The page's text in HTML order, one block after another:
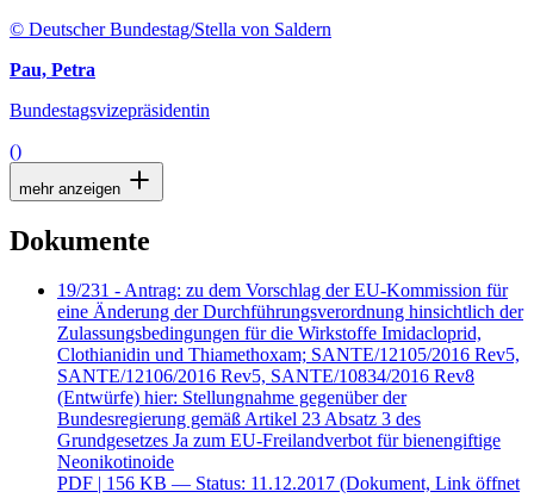
© Deutscher Bundestag/Stella von Saldern
Pau, Petra
Bundestagsvizepräsidentin
()
mehr anzeigen
Dokumente
19/231 - Antrag: zu dem Vorschlag der EU-Kommission für
eine Änderung der Durchführungsverordnung hinsichtlich der
Zulassungsbedingungen für die Wirkstoffe Imidacloprid,
Clothianidin und Thiamethoxam; SANTE/12105/2016 Rev5,
SANTE/12106/2016 Rev5, SANTE/10834/2016 Rev8
(Entwürfe) hier: Stellungnahme gegenüber der
Bundesregierung gemäß Artikel 23 Absatz 3 des
Grundgesetzes Ja zum EU-Freilandverbot für bienengiftige
Neonikotinoide
PDF | 156 KB — Status: 11.12.2017 (Dokument, Link öffnet